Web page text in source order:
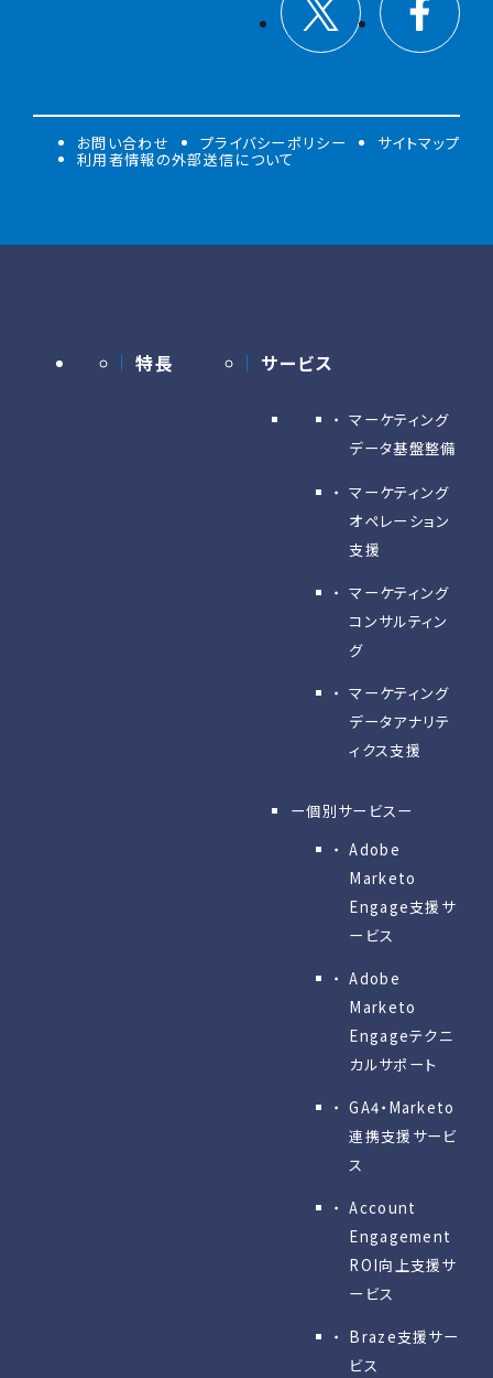
お問い合わせ プライバシーポリシー サイトマップ
利用者情報の外部送信について
特長 サービス
マーケティング
データ基盤整備
マーケティング
オペレーション
支援
マーケティング
コンサルティン
グ
マーケティング
データアナリテ
ィクス支援
ー個別サービスー
Adobe
Marketo
Engage⽀援サ
ービス
Adobe
Marketo
Engageテクニ
カルサポート
GA4・Marketo
連携支援サービ
ス
Account
Engagement
ROI向上支援サ
ービス
Braze支援サー
ビス